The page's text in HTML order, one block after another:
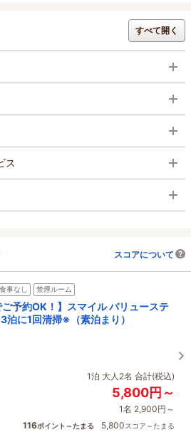
すべて開く
ス
スコアについて
食事なし 禁煙ルーム
ご予約OK！】スマイル バリューステ
泊に1回清掃※（素泊まり）
1泊 大人2名 合計(税込)
5,800円～
1名 2,900円～
116ポイント～たまる 5,800スコア～たまる